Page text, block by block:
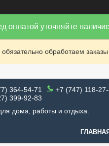
оплатой уточняйте
обработаем
364-54-71
+7 (747) 118-27-
399-92-83
дома, работы и отдыха.
ГЛАВНАЯ